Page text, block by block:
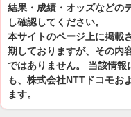
結果・成績・オッズなどの
し確認してください。
本サイトのページ上に掲載
期しておりますが、その内
ではありません。 当該情
も、株式会社NTTドコモお
ます。